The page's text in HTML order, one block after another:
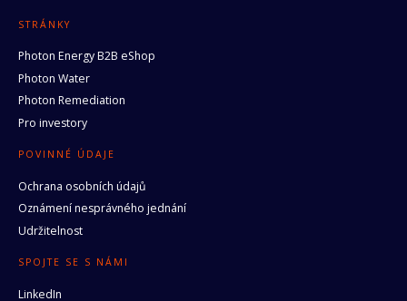
STRÁNKY
Photon Energy B2B eShop
Photon Water
Photon Remediation
Pro investory
POVINNÉ ÚDAJE
Ochrana osobních údajů
Oznámení nesprávného jednání
Udržitelnost
SPOJTE SE S NÁMI
LinkedIn